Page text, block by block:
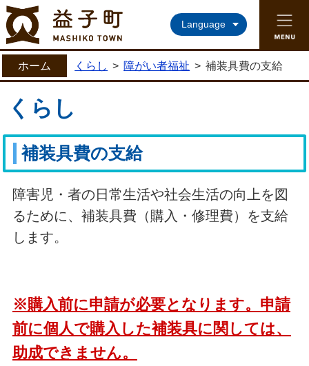
益子町ホームページ
Language
ホーム くらし > 障がい者福祉 > 補装具費の支給
くらし
補装具費の支給
障害児・者の日常生活や社会生活の向上を図
るために、補装具費（購入・修理費）を支給
します。
※購入前に申請が必要となります。申請
前に個人で購入した補装具に関しては、
助成できません。